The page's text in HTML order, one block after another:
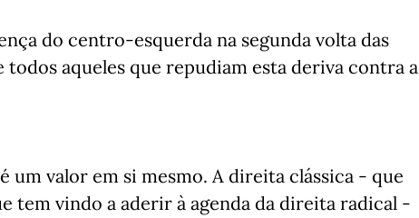
do centro-esquerda na segunda volta das
todos aqueles que repudiam esta deriva contra a
um valor em si mesmo. A direita clássica - que
tem vindo a aderir à agenda da direita radical -